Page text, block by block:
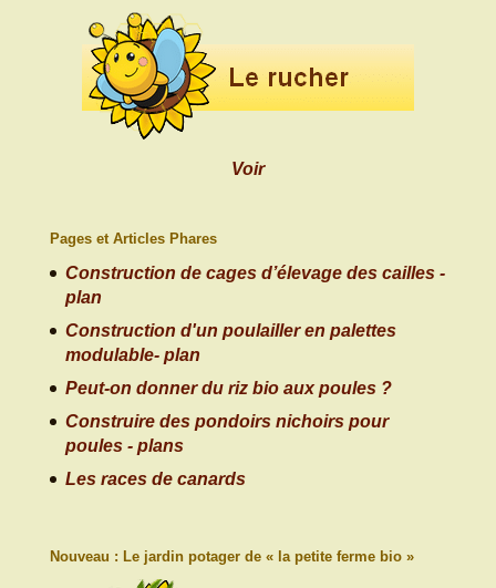
Voir
Pages et Articles Phares
Construction de cages d’élevage des cailles -
plan
Construction d'un poulailler en palettes
modulable- plan
Peut-on donner du riz bio aux poules ?
Construire des pondoirs nichoirs pour
poules - plans
Les races de canards
Nouveau : Le jardin potager de « la petite ferme bio »